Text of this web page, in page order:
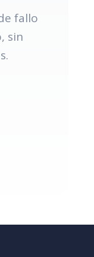
fallo
sin